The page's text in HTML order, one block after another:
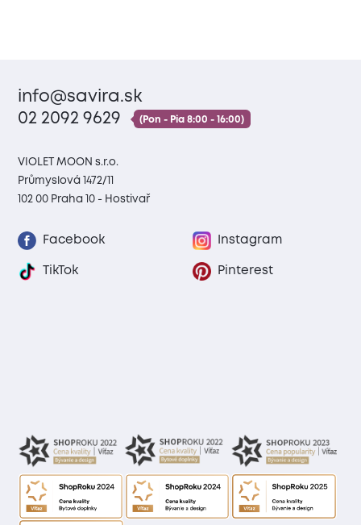
info@savira.sk
02 2092 9629
(Pon - Pia 8:00 - 16:00)
VIOLET MOON s.r.o.
Průmyslová 1472/11
102 00 Praha 10 - Hostivař
Facebook Instagram
TikTok Pinterest